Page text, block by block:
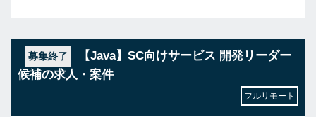
募集終了
【Java】SC向けサービス 開発リーダー
候補の求人・案件
フルリモート